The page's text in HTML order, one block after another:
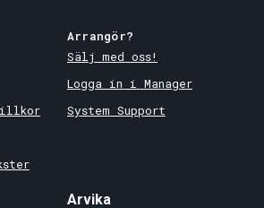
Arrangör?
Sälj med oss!
Logga in i Manager
System Support
Arvika